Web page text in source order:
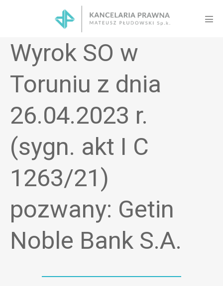
Wyrok SO w
Toruniu z dnia
26.04.2023 r.
(sygn. akt I C
1263/21)
pozwany: Getin
Noble Bank S.A.